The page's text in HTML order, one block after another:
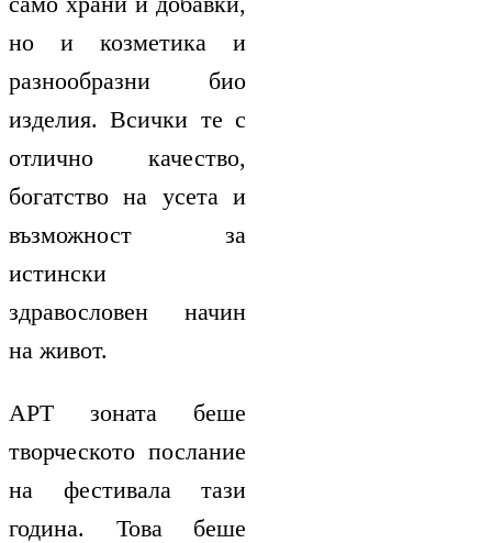
но и козметика и
разнообразни био
изделия. Всички те с
отлично качество,
богатство на усета и
възможност за
истински
здравословен начин
на живот.
АРТ зоната беше
творческото послание
на фестивала тази
година. Това беше